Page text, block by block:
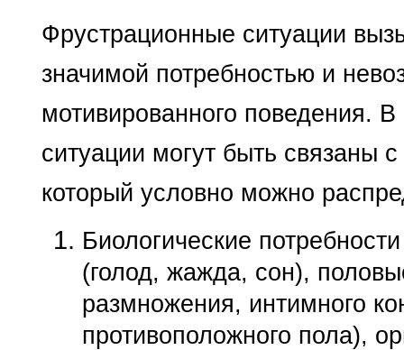
Фрустрационные ситуации
значимой потребностью и
мотивированного поведения.
ситуации могут быть связаны
который условно можно
Биологические
(голод, жажда, сон),
размножения, интимного
противоположного пола),